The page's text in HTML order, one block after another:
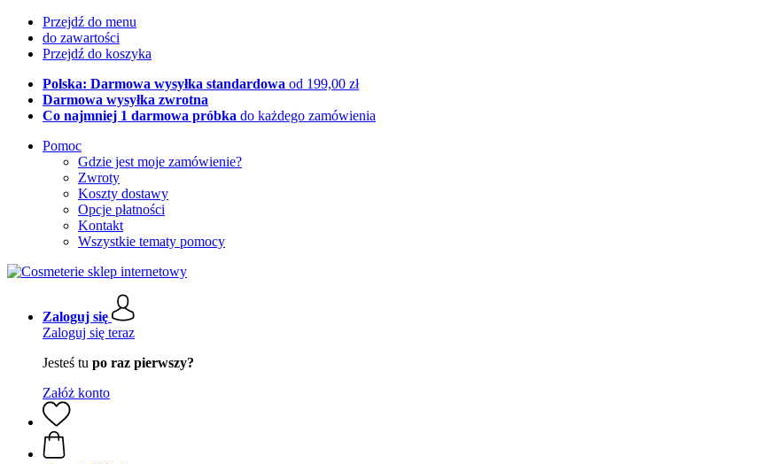
Przejdź do menu
do zawartości
Przejdź do koszyka
Polska: Darmowa wysyłka standardowa od 199,00 zł
Darmowa wysyłka zwrotna
Co najmniej 1 darmowa próbka do każdego zamówienia
Pomoc
Gdzie jest moje zamówienie?
Zwroty
Koszty dostawy
Opcje płatności
Kontakt
Wszystkie tematy pomocy
Zaloguj się
Zaloguj się teraz
Jesteś tu po raz pierwszy?
Załóż konto